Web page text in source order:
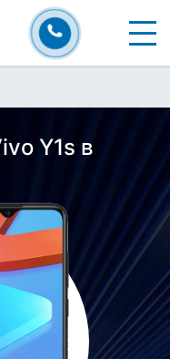
Y1s в